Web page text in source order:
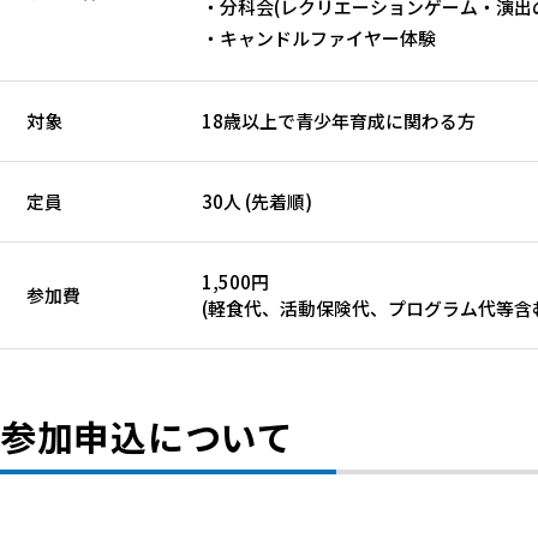
・分科会(レクリエーションゲーム・演
・キャンドルファイヤー体験
対象 18歳以上で青少年育成に関わる方
定員 30人 (先着順)
参加費
1,500円
(軽食代、活動保険代、プログラム代等含
参加申込について